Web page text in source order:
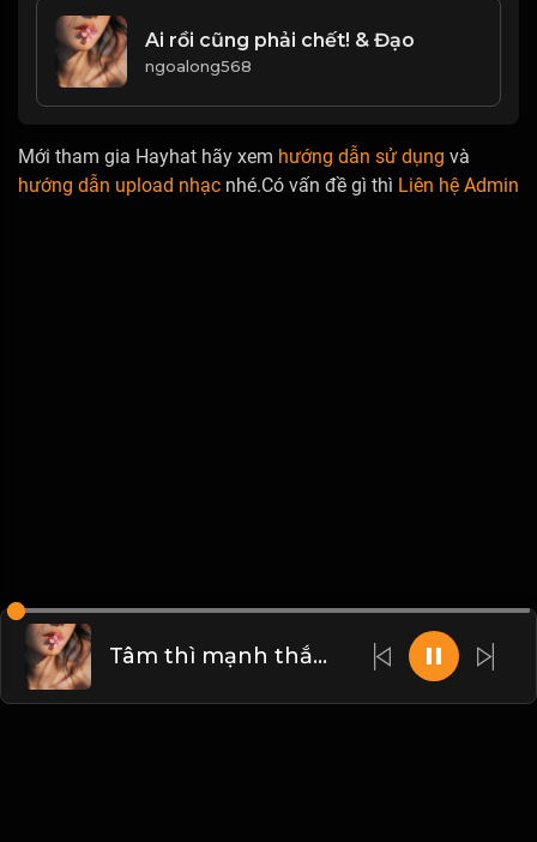
Ai rồi cũng phải chết! & Đạo
ngoalong568
Mới tham gia Hayhat hãy xem hướng dẫn sử dụng và
hướng dẫn upload nhạc nhé.Có vấn đề gì thì Liên hệ Admin
Tâm thì mạnh thắng, tâm yếu thì đánh! Đạo